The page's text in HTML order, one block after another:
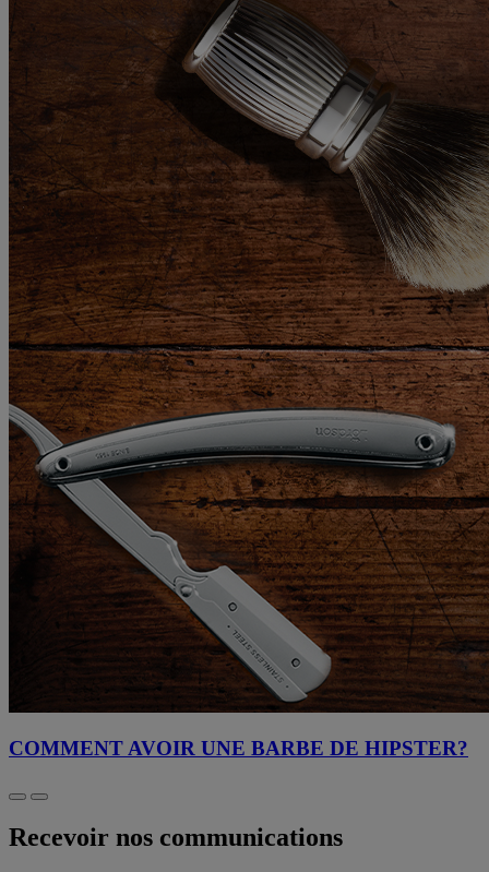
COMMENT AVOIR UNE BARBE DE HIPSTER?
Recevoir nos communications